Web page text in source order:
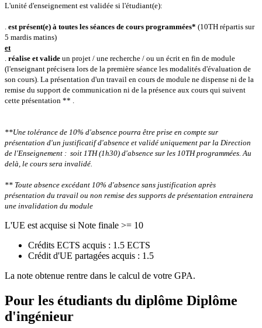
L'unité d'enseignement est validée si l'étudiant(e):
. est présent(e) à toutes les séances de cours programmées* (10TH répartis sur
5 mardis matins)
et
. réalise et valide un projet / une recherche / ou un écrit en fin de module
(l'enseignant précisera lors de la première séance les modalités d'évaluation de
son cours). La présentation d'un travail en cours de module ne dispense ni de la
remise du support de communication ni de la présence aux cours qui suivent
cette présentation ** .
**Une tolérance de 10% d'absence pourra être prise en compte sur
présentation d'un justificatif d'absence et validé uniquement par la Direction
de l'Enseignement : soit 1TH (1h30) d'absence sur les 10TH programmées.Au
delà, le cours sera invalidé.
** Toute absence excédant 10% d'absence sans justification après
présentation du travail ou non remise des supports de présentation entrainera
une invalidation du module
L'UE est acquise si Note finale >= 10
Crédits ECTS acquis : 1.5 ECTS
Crédit d'UE partagées acquis : 1.5
La note obtenue rentre dans le calcul de votre GPA.
Pour les étudiants du diplôme Diplôme
d'ingénieur